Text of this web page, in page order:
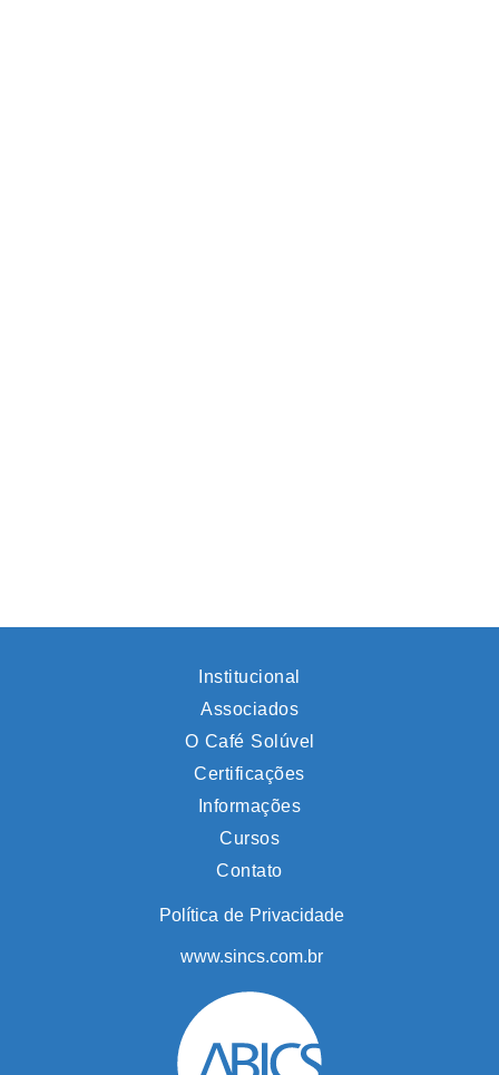
Institucional
Associados
O Café Solúvel
Certificações
Informações
Cursos
Contato
Política de Privacidade
www.sincs.com.br